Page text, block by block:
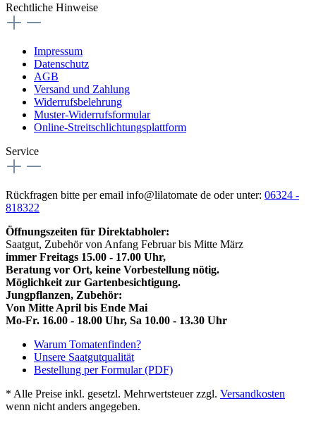
Rechtliche Hinweise
Impressum
Datenschutz
AGB
Versand und Zahlung
Widerrufsbelehrung
Muster-Widerrufsformular
Online-Streitschlichtungsplattform
Service
Rückfragen bitte per email info@lilatomate de oder unter: 06324 -
818322
Öffnungszeiten für Direktabholer:
Saatgut, Zubehör von Anfang Februar bis Mitte März
immer Freitags 15.00 - 17.00 Uhr,
Beratung vor Ort, keine Vorbestellung nötig.
Möglichkeit zur Gartenbesichtigung.
Jungpflanzen, Zubehör:
Von Mitte April bis Ende Mai
Mo-Fr. 16.00 - 18.00 Uhr, Sa 10.00 - 13.30 Uhr
Warum Tomatenfinden?
Unsere Saatgutqualität
Bestellung per Formular (PDF)
* Alle Preise inkl. gesetzl. Mehrwertsteuer zzgl. Versandkosten
wenn nicht anders angegeben.